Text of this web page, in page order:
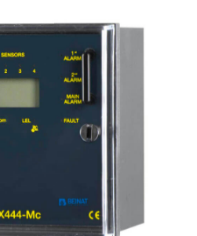
e tossici uso industriale
convenzionali